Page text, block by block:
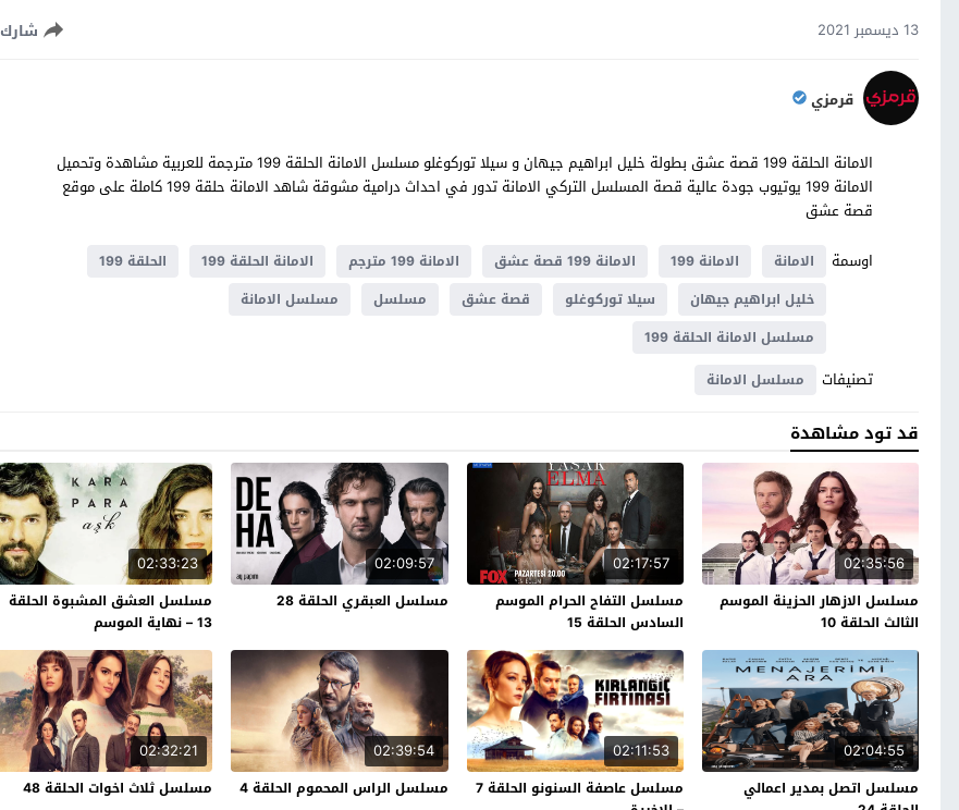
13 ديسمبر 2021 شارك
قرمزي
الامانة الحلقة 199 قصة عشق بطولة خليل ابراهيم جيهان و سيلا توركوغلو مسلسل الامانة الحلقة 199 مترجمة للعربية مشاهدة وتحميل
الامانة 199 يوتيوب جودة عالية قصة المسلسل التركي الامانة تدور في احداث ​​درامية مشوقة شاهد الامانة حلقة 199 كاملة على موقع
قصة عشق
اوسمة
الامانة الامانة 199 الامانة 199 قصة عشق الامانة 199 مترجم الامانة الحلقة 199
الحلقة 199
خليل ابراهيم جيهان
سيلا توركوغلو قصة عشق مسلسل
مسلسل الامانة
مسلسل الامانة الحلقة 199
تصنيفات مسلسل الامانة
قد تود مشاهدة
02:35:56
مسلسل الازهار الحزينة الموسم
الثالث الحلقة 10
02:17:57
مسلسل التفاح الحرام الموسم
السادس الحلقة 15
02:09:57
مسلسل العبقري الحلقة 28
02:33:23
مسلسل العشق المشبوة الحلقة
13 – نهاية الموسم
02:04:55
مسلسل اتصل بمدير اعمالي
02:11:53
مسلسل عاصفة السنونو الحلقة 7
02:39:54
مسلسل الراس المحموم الحلقة 4
02:32:21
مسلسل ثلاث اخوات الحلقة 48